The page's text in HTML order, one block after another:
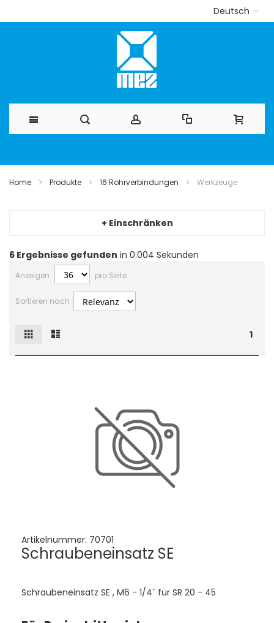
Deutsch
Home Produkte 16 Rohrverbindungen Werkzeuge
+ Einschränken
6 Ergebnisse gefunden in 0.004 Sekunden
Anzeigen pro Seite
Sortieren nach
1
Ansicht
als
Raster
Artikelnummer: 70701
Schraubeneinsatz SE
Schraubeneinsatz SE , M6 - 1/4¨ für SR 20 - 45